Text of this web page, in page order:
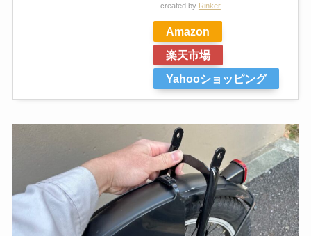
created by Rinker
Amazon
楽天市場
Yahooショッピング